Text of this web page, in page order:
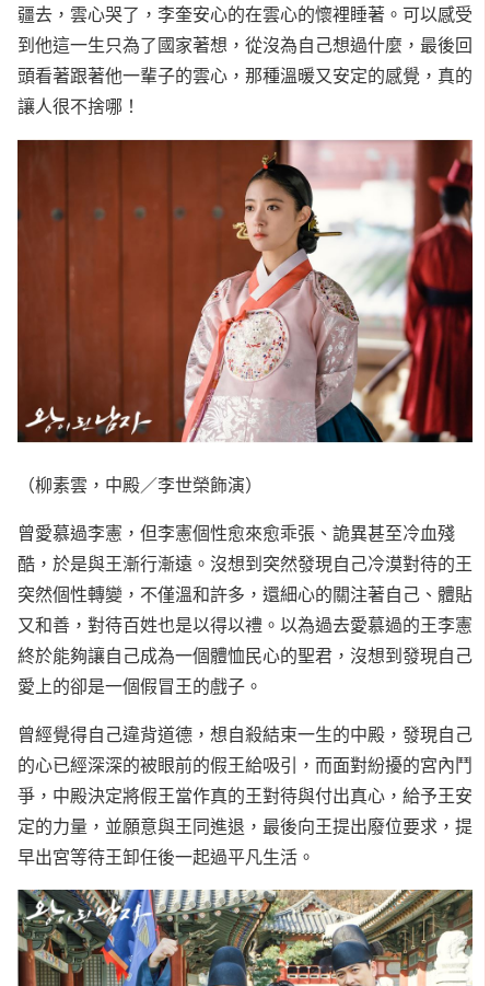
疆去，雲心哭了，李奎安心的在雲心的懷裡睡著。可以感受
到他這一生只為了國家著想，從沒為自己想過什麼，最後回
頭看著跟著他一輩子的雲心，那種溫暖又安定的感覺，真的
讓人很不捨哪！
（柳素雲，中殿／李世榮飾演）
曾愛慕過李憲，但李憲個性愈來愈乖張、詭異甚至冷血殘
酷，於是與王漸行漸遠。沒想到突然發現自己冷漠對待的王
突然個性轉變，不僅溫和許多，還細心的關注著自己、體貼
又和善，對待百姓也是以得以禮。以為過去愛慕過的王李憲
終於能夠讓自己成為一個體恤民心的聖君，沒想到發現自己
愛上的卻是一個假冒王的戲子。
曾經覺得自己違背道德，想自殺結束一生的中殿，發現自己
的心已經深深的被眼前的假王給吸引，而面對紛擾的宮內鬥
爭，中殿決定將假王當作真的王對待與付出真心，給予王安
定的力量，並願意與王同進退，最後向王提出廢位要求，提
早出宮等待王卸任後一起過平凡生活。